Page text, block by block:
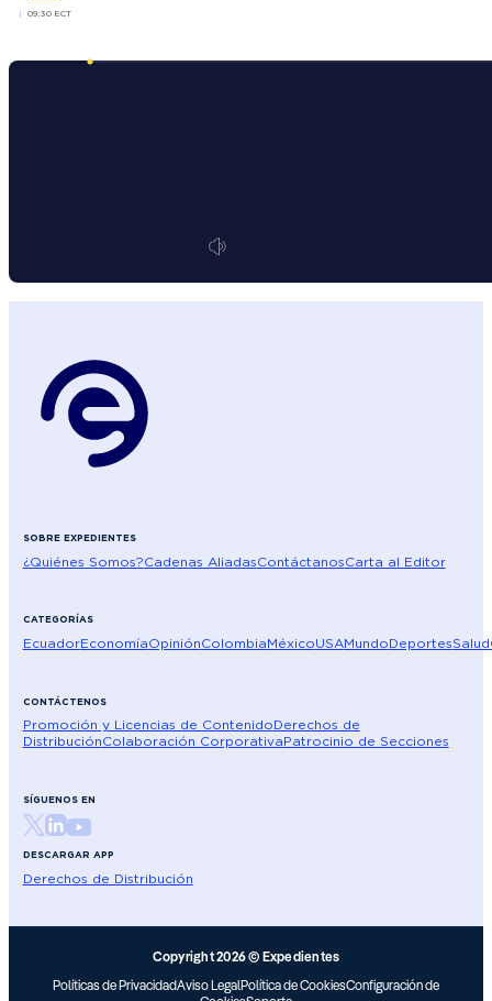
09:30 ECT
SOBRE EXPEDIENTES
¿Quiénes Somos?Cadenas AliadasContáctanosCarta al Editor
CATEGORÍAS
EcuadorEconomíaOpiniónColombiaMéxicoUSAMundoDeportesSalud
CONTÁCTENOS
Promoción y Licencias de ContenidoDerechos de
DistribuciónColaboración CorporativaPatrocinio de Secciones
SÍGUENOS EN
DESCARGAR APP
Derechos de Distribución
Copyright 2026 © Expedientes
Políticas de PrivacidadAviso LegalPolítica de CookiesConfiguración de